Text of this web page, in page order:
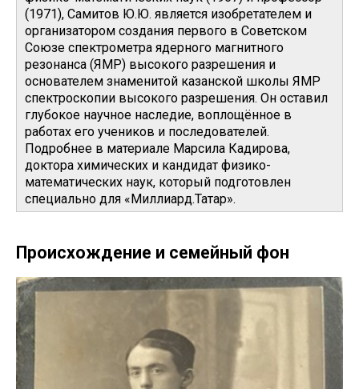
(1971), Самитов Ю.Ю. является изобретателем и
организатором создания первого в Советском
Союзе спектрометра ядерного магнитного
резонанса (ЯМР) высокого разрешения и
основателем знаменитой казанской школы ЯМР
спектроскопии высокого разрешения. Он оставил
глубокое научное наследие, воплощённое в
работах его учеников и последователей.
Подробнее в материале Марсила Кадирова,
доктора химических и кандидат физико-
математических наук, который подготовлен
специально для «Миллиард.Татар».
Происхождение и семейный фон